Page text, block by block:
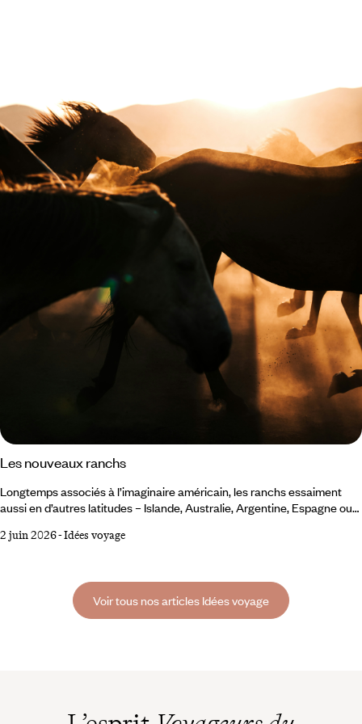
Les nouveaux ranchs
Longtemps associés à l’imaginaire américain, les ranchs essaiment
aussi en d’autres latitudes – Islande, Australie, Argentine, Espagne ou
des zones peu densément habitées, où la nature domine et où l’activité
parmi les plus singuliers.
2 juin 2026-Idées voyage
Voir tous nos articles Idées voyage